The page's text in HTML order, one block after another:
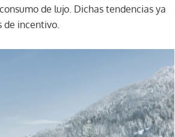
de lujo. Dichas tendencias ya
de incentivo.